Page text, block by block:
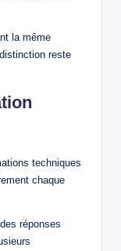
la même
reste
techniques
chaque
réponses